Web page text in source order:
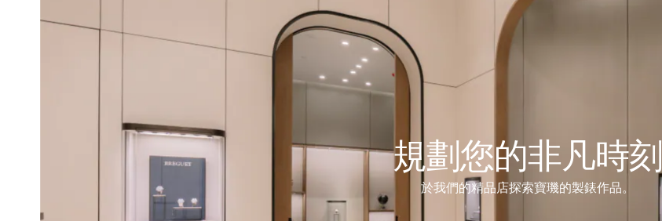
規劃您的非凡時刻
於我們的精品店探索寶璣的製錶作品。